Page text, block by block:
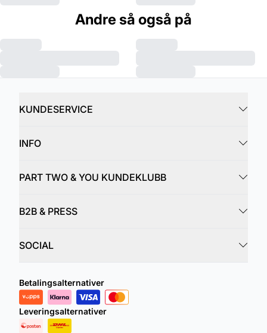
Andre så også på
KUNDESERVICE
INFO
PART TWO & YOU KUNDEKLUBB
B2B & PRESS
SOCIAL
Betalingsalternativer
Leveringsalternativer